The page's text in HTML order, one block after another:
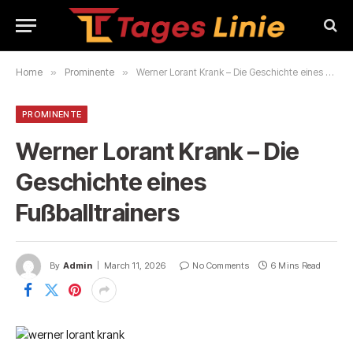
Home » Prominente » Werner Lorant Krank – Die Geschichte eines Fußballtrainers
PROMINENTE
Werner Lorant Krank – Die
Geschichte eines
Fußballtrainers
By Admin March 11, 2026 No Comments 6 Mins Read